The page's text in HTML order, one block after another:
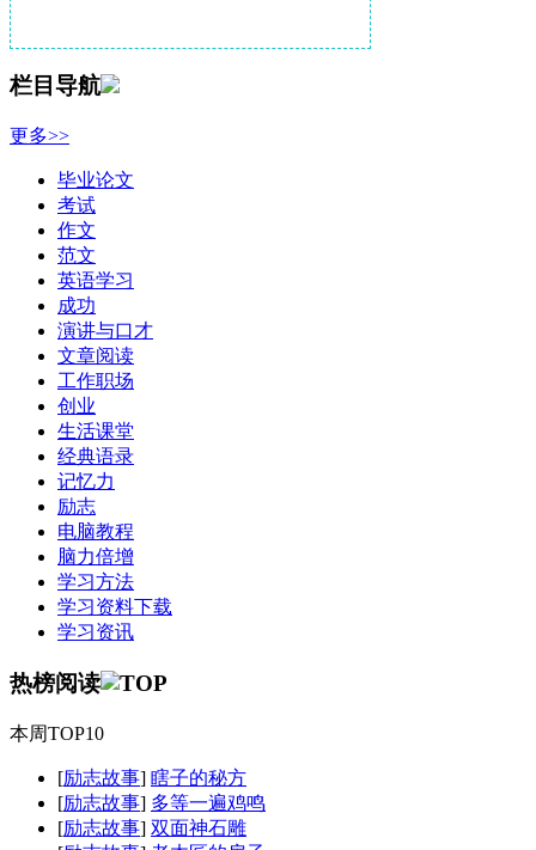
栏目导航
更多>>
毕业论文
考试
作文
范文
英语学习
成功
演讲与口才
文章阅读
工作职场
创业
生活课堂
经典语录
记忆力
励志
电脑教程
脑力倍增
学习方法
学习资料下载
学习资讯
热榜阅读
本周TOP10
[励志故事] 瞎子的秘方
[励志故事] 多等一遍鸡鸣
[励志故事] 双面神石雕